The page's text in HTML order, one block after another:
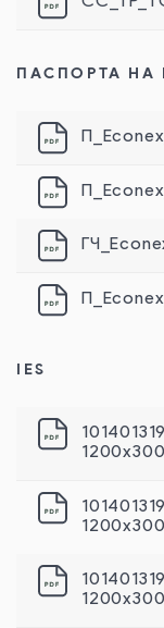
ПАСПОРТА НА
IES